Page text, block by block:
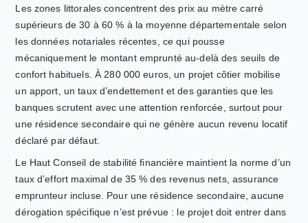
Les zones littorales concentrent des prix au mètre carré
supérieurs de 30 à 60 % à la moyenne départementale selon
les données notariales récentes, ce qui pousse
mécaniquement le montant emprunté au-delà des seuils de
confort habituels. À 280 000 euros, un projet côtier mobilise
un apport, un taux d’endettement et des garanties que les
banques scrutent avec une attention renforcée, surtout pour
une résidence secondaire qui ne génère aucun revenu locatif
déclaré par défaut.
Le Haut Conseil de stabilité financière maintient la norme d’un
taux d’effort maximal de 35 % des revenus nets, assurance
emprunteur incluse. Pour une résidence secondaire, aucune
dérogation spécifique n’est prévue : le projet doit entrer dans